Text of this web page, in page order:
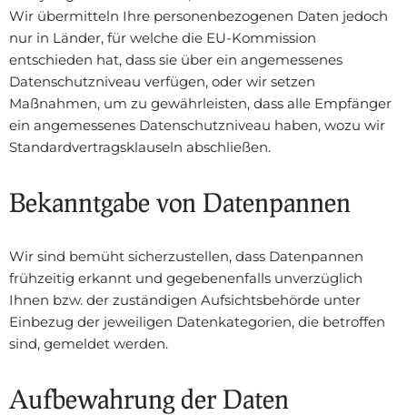
Wir übermitteln Ihre personenbezogenen Daten jedoch
nur in Länder, für welche die EU-Kommission
entschieden hat, dass sie über ein angemessenes
Datenschutzniveau verfügen, oder wir setzen
Maßnahmen, um zu gewährleisten, dass alle Empfänger
ein angemessenes Datenschutzniveau haben, wozu wir
Standardvertragsklauseln abschließen.
Bekanntgabe von Datenpannen
Wir sind bemüht sicherzustellen, dass Datenpannen
frühzeitig erkannt und gegebenenfalls unverzüglich
Ihnen bzw. der zuständigen Aufsichtsbehörde unter
Einbezug der jeweiligen Datenkategorien, die betroffen
sind, gemeldet werden.
Aufbewahrung der Daten